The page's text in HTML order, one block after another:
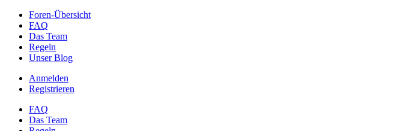
Foren-Übersicht
FAQ
Das Team
Regeln
Unser Blog
Anmelden
Registrieren
FAQ
Das Team